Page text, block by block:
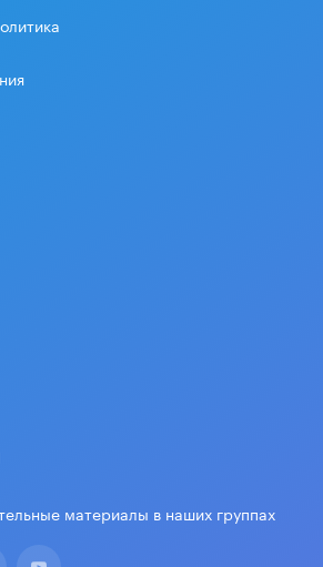
материалы в наших группах